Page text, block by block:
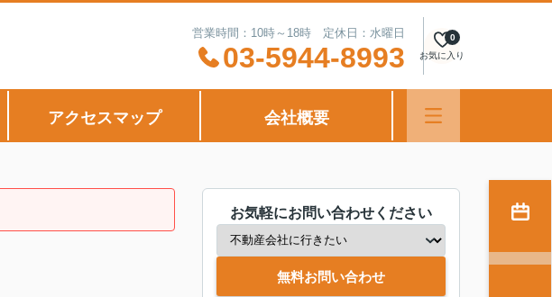
営業時間：10時～18時 定休日：水曜日
03-5944-8993 お気に入り
0
アクセスマップ 会社概要
お気軽にお問い合わせください
無料お問い合わせ